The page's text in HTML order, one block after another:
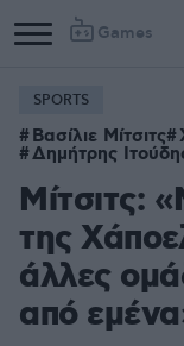
Games
SPORTS
Βασίλιε Μίτσιτς
Δημήτρης
Μίτσιτς:
της
άλλες
από